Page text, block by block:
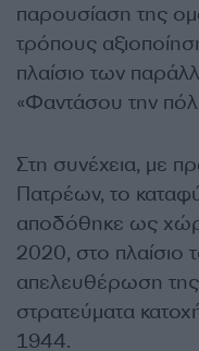
παρουσίαση της
τρόπους
πλαίσιο των
«Φαντάσου την
Στη συνέχεια, με
Πατρέων, το
αποδόθηκε ως
2020, στο πλαίσιο
απελευθέρωση της
στρατεύματα
1944.